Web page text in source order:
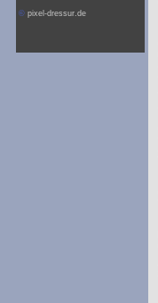
© pixel-dressur.de